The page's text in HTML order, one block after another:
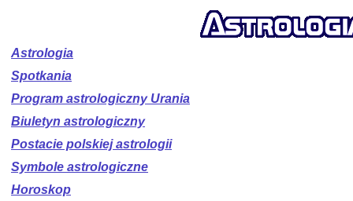
Astrologia
Spotkania
Program astrologiczny Urania
Biuletyn astrologiczny
Postacie polskiej astrologii
Symbole astrologiczne
Horoskop